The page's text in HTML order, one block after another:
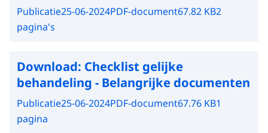
Publicatie25-06-2024PDF-document67.82 KB2
pagina's
Download: Checklist gelijke
behandeling - Belangrijke documenten
Publicatie25-06-2024PDF-document67.76 KB1
pagina